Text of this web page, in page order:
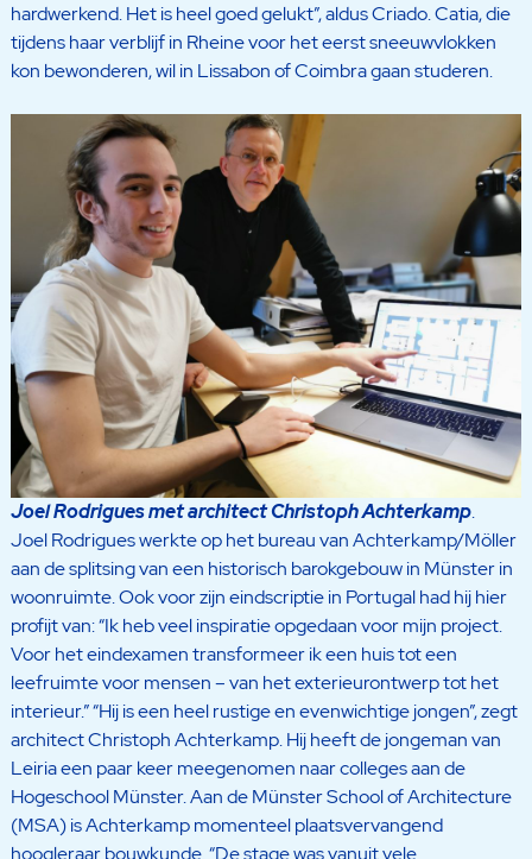
hardwerkend. Het is heel goed gelukt”, aldus Criado. Catia, die
tijdens haar verblijf in Rheine voor het eerst sneeuwvlokken
kon bewonderen, wil in Lissabon of Coimbra gaan studeren.
Joel Rodrigues met architect Christoph Achterkamp.
Joel Rodrigues werkte op het bureau van Achterkamp/Möller
aan de splitsing van een historisch barokgebouw in Münster in
woonruimte. Ook voor zijn eindscriptie in Portugal had hij hier
profijt van: “Ik heb veel inspiratie opgedaan voor mijn project.
Voor het eindexamen transformeer ik een huis tot een
leefruimte voor mensen – van het exterieurontwerp tot het
interieur.” “Hij is een heel rustige en evenwichtige jongen”, zegt
architect Christoph Achterkamp. Hij heeft de jongeman van
Leiria een paar keer meegenomen naar colleges aan de
Hogeschool Münster. Aan de Münster School of Architecture
(MSA) is Achterkamp momenteel plaatsvervangend
hoogleraar bouwkunde. “De stage was vanuit vele